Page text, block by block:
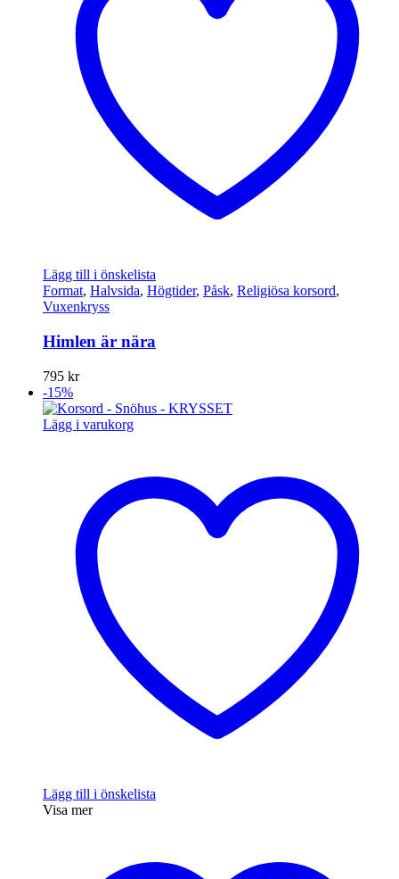
Lägg till i önskelista
Format, Halvsida, Högtider, Påsk, Religiösa korsord,
Vuxenkryss
Himlen är nära
795 kr
-15%
Lägg i varukorg
Lägg till i önskelista
Visa mer